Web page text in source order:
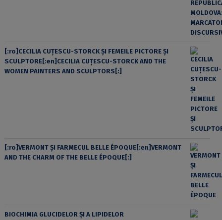
[:ro]CECILIA CUŢESCU-STORCK ŞI FEMEILE PICTORE ŞI
SCULPTORE[:en]CECILIA CUŢESCU-STORCK AND THE
WOMEN PAINTERS AND SCULPTORS[:]
[:ro]VERMONT ȘI FARMECUL BELLE ÉPOQUE[:en]VERMONT
AND THE CHARM OF THE BELLE ÉPOQUE[:]
BIOCHIMIA GLUCIDELOR ȘI A LIPIDELOR